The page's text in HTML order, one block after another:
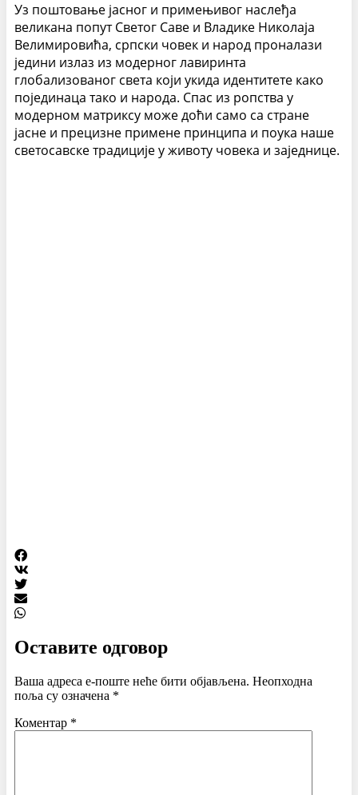
Уз поштовање јасног и примењивог наслеђа
великана попут Светог Саве и Владике Николаја
Велимировића, српски човек и народ проналази
једини излаз из модерног лавиринта
глобализованог света који укида идентитете како
појединаца тако и народа. Спас из ропства у
модерном матриксу може доћи само са стране
јасне и прецизне примене принципа и поука наше
светосавске традиције у животу човека и заједнице.
Оставите одговор
Ваша адреса е-поште неће бити објављена. Неопходна
поља су означена *
Коментар *